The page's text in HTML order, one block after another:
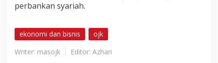
perbankan syariah.
ekonomi dan bisnis
ojk
Writer: masojk
Editor: Azhari